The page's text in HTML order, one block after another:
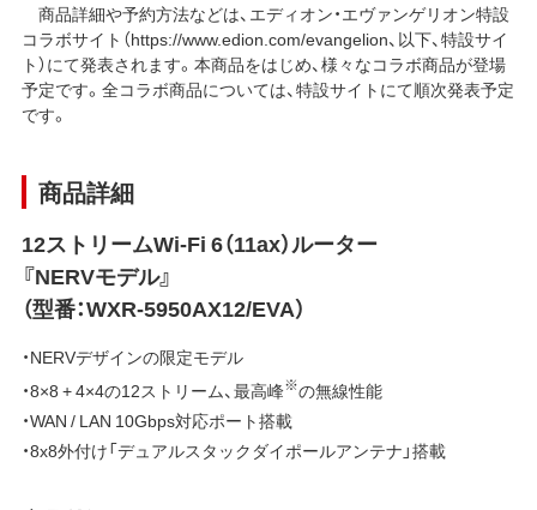
商品詳細や予約方法などは、エディオン・エヴァンゲリオン特設
コラボサイト（https://www.edion.com/evangelion、以下、特設サイ
ト）にて発表されます。本商品をはじめ、様々なコラボ商品が登場
予定です。全コラボ商品については、特設サイトにて順次発表予定
です。
商品詳細
12ストリームWi-Fi 6（11ax）ルーター
『NERVモデル』
（型番：WXR-5950AX12/EVA）
・NERVデザインの限定モデル
・8×8 + 4×4の12ストリーム、最高峰※の無線性能
・WAN / LAN 10Gbps対応ポート搭載
・8x8外付け「デュアルスタックダイポールアンテナ」搭載